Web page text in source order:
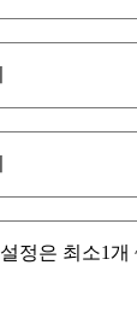
정은 최소1개